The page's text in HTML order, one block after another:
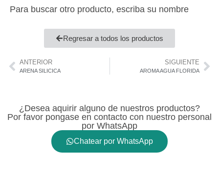
Para buscar otro producto, escriba su nombre
Regresar a todos los productos
ANTERIOR
ARENA SILICICA
SIGUIENTE
AROMA AGUA FLORIDA
¿Desea aquirir alguno de nuestros productos?
Por favor pongase en contacto con nuestro personal
por WhatsApp
Chatear por WhatsApp